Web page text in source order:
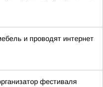
и проводят интернет
фестиваля